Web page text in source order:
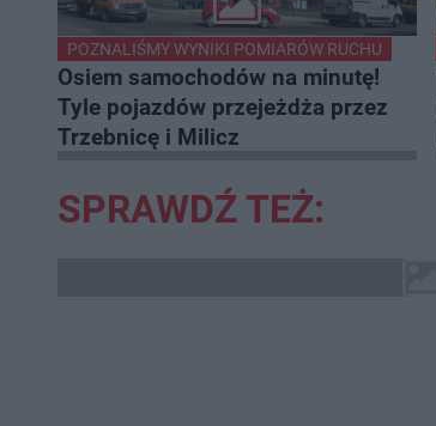
POZNALIŚMY WYNIKI POMIARÓW RUCHU
Osiem samochodów na minutę!
Tyle pojazdów przejeżdża przez
Trzebnicę i Milicz
SPRAWDŹ TEŻ: